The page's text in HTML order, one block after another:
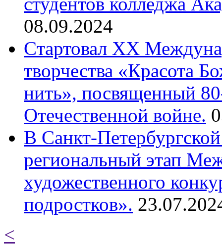
08.09.2024
Cтартовал XX
творчества «Красота
нить», посвященный
Отечественной войне.
В Санкт-
региональный этап
художественного
подростков».
<